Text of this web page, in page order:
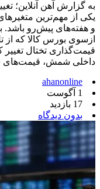
به گزارش آهن آنلاین؛
یکی از مهم‌ترین
و هفته‌های پیش‌رو باشد.
قیمت‌گذاری تختال تغییر
داخلی شمش، قیمت‌های
ahanonline
1 آگوست
17 بازدید
بدون دیدگاه